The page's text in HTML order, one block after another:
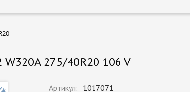
275/40R20 106 V
Артикул: 1017071